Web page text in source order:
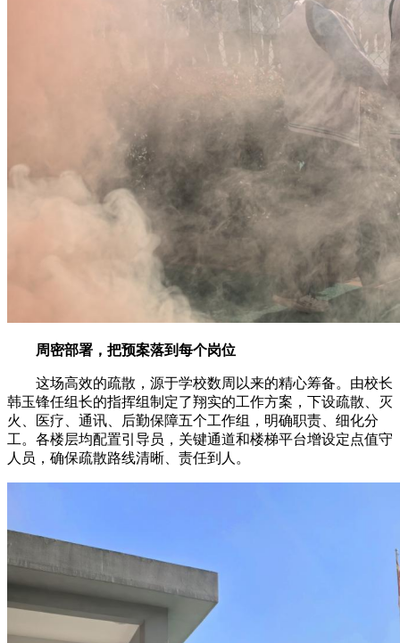
周密部署，把预案落到每个岗位
这场高效的疏散，源于学校数周以来的精心筹备。由校长
韩玉锋任组长的指挥组制定了翔实的工作方案，下设疏散、灭
火、医疗、通讯、后勤保障五个工作组，明确职责、细化分
工。各楼层均配置引导员，关键通道和楼梯平台增设定点值守
人员，确保疏散路线清晰、责任到人。